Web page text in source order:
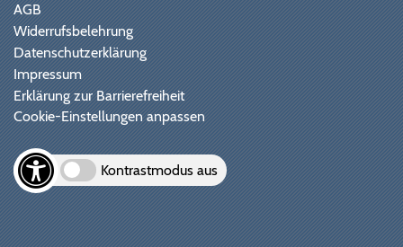
AGB
Widerrufsbelehrung
Datenschutzerklärung
Impressum
Erklärung zur Barrierefreiheit
Cookie-Einstellungen anpassen
Kontrastmodus aus